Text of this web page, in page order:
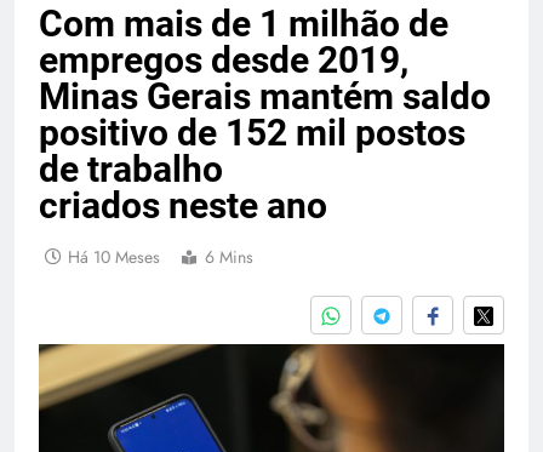
Com mais de 1 milhão de
empregos desde 2019,
Minas Gerais mantém saldo
positivo de 152 mil postos
de trabalho
criados neste ano
Há 10 Meses 6 Mins